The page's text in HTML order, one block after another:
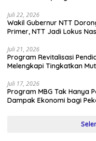
Juli 22, 2026
Wakil Gubernur NTT
Primer, NTT Jadi Lokus
Juli 21, 2026
Program Revitalisasi
Melengkapi Tingkatkan
Juli 17, 2026
Program MBG Tak Hanya
Dampak Ekonomi bagi